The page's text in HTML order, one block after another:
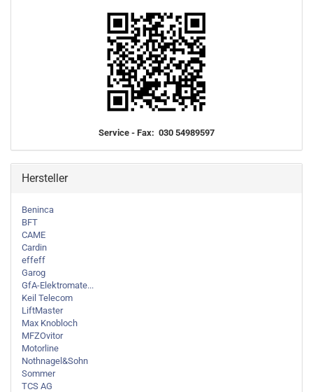
Service - Fax: 030 54989597
Hersteller
Beninca
BFT
CAME
Cardin
effeff
Garog
GfA-Elektromate...
Keil Telecom
LiftMaster
Max Knobloch
MFZOvitor
Motorline
Nothnagel&Sohn
Sommer
TCS AG